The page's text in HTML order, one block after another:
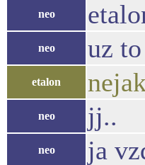
neo
neo uz
etalon
neo jj..
neo ja